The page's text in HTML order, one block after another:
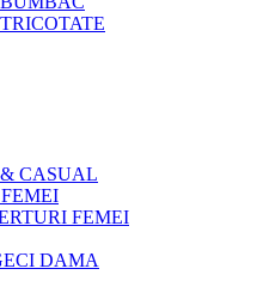
CASUAL
FEMEI
DAMA